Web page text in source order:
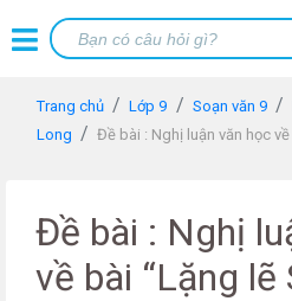
Trang chủ Lớp 9 Soạn văn 9
Long
Đề bài : Nghị luận văn học về
Đề bài : Nghị
về bài “Lặng lẽ